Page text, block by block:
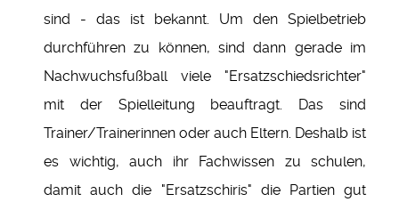
sind - das ist bekannt. Um den Spielbetrieb
durchführen zu können, sind dann gerade im
Nachwuchsfußball viele "Ersatzschiedsrichter"
mit der Spielleitung beauftragt. Das sind
Trainer/Trainerinnen oder auch Eltern. Deshalb ist
es wichtig, auch ihr Fachwissen zu schulen,
damit auch die "Ersatzschiris" die Partien gut